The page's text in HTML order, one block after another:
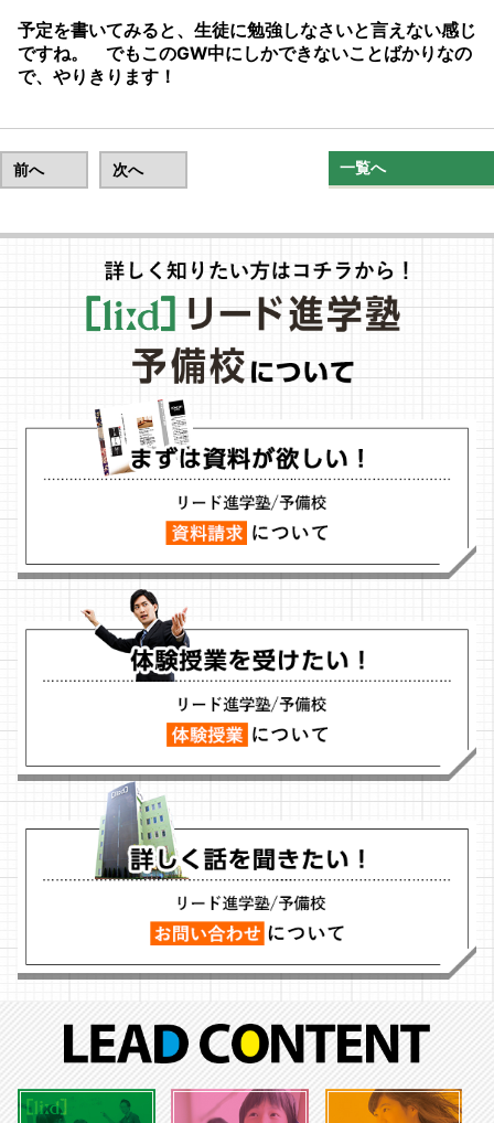
予定を書いてみると、生徒に勉強しなさいと言えない感じ
ですね。 でもこのGW中にしかできないことばかりなの
で、やりきります！
前へ 次へ 一覧へ